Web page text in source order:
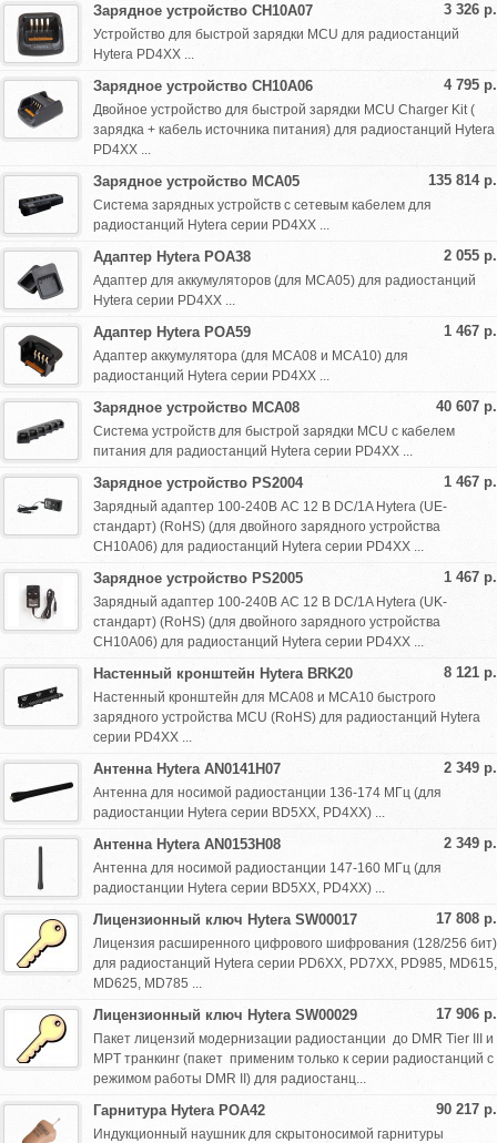
3 326 р.
Зарядное устройство CH10A07
Устройство для быстрой зарядки MCU для радиостанций
Hytera PD4XX ...
4 795 р.
Зарядное устройство CH10A06
Двойное устройство для быстрой зарядки MCU Charger Kit (
зарядка + кабель источника питания) для радиостанций Hytera
PD4XX ...
135 814 р.
Зарядное устройство MCA05
Система зарядных устройств с сетевым кабелем для
радиостанций Hytera серии PD4XX ...
2 055 р.
Адаптер Hytera POA38
Адаптер для аккумуляторов (для MCA05) для радиостанций
Hytera серии PD4XX ...
1 467 р.
Адаптер Hytera POA59
Адаптер аккумулятора (для MCA08 и MCA10) для
радиостанций Hytera серии PD4XX ...
40 607 р.
Зарядное устройство MCA08
Система устройств для быстрой зарядки MCU с кабелем
питания для радиостанций Hytera серии PD4XX ...
1 467 р.
Зарядное устройство PS2004
Зарядный адаптер 100-240В AC 12 В DC/1A Hytera (UE-
стандарт) (RoHS) (для двойного зарядного устройства
CH10A06) для радиостанций Hytera серии PD4XX ...
1 467 р.
Зарядное устройство PS2005
Зарядный адаптер 100-240В AC 12 В DC/1A Hytera (UK-
стандарт) (RoHS) (для двойного зарядного устройства
CH10A06) для радиостанций Hytera серии PD4XX ...
8 121 р.
Настенный кронштейн Hytera BRK20
Настенный кронштейн для MCA08 и MCA10 быстрого
зарядного устройства MCU (RoHS) для радиостанций Hytera
серии PD4XX ...
2 349 р.
Антенна Hytera AN0141H07
Антенна для носимой радиостанции 136-174 МГц (для
радиостанции Hytera серии BD5XX, PD4ХХ) ...
2 349 р.
Антенна Hytera AN0153H08
Антенна для носимой радиостанции 147-160 МГц (для
радиостанции Hytera серии BD5XX, PD4ХХ) ...
17 808 р.
Лицензионный ключ Hytera SW00017
Лицензия расширенного цифрового шифрования (128/256 бит)
для радиостанций Hytera серии PD6XX, PD7XX, PD985, MD615,
MD625, MD785 ...
17 906 р.
Лицензионный ключ Hytera SW00029
Пакет лицензий модернизации радиостанции до DMR Tier III и
MPT транкинг (пакет применим только к серии радиостанций с
режимом работы DMR II) для радиостанц...
90 217 р.
Гарнитура Hytera POA42
Индукционный наушник для скрытоносимой гарнитуры